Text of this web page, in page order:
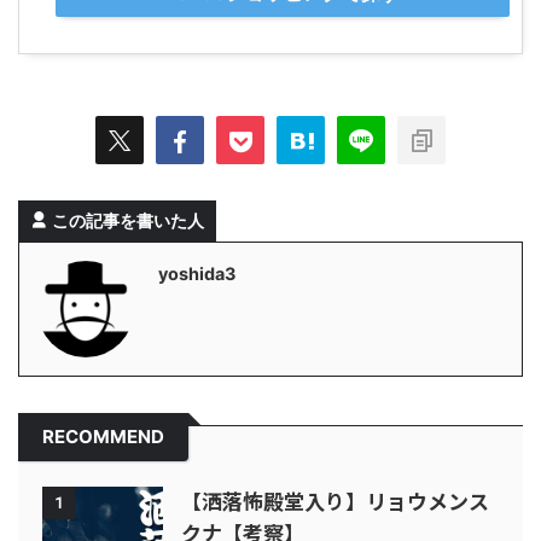
この記事を書いた人
yoshida3
RECOMMEND
1
【洒落怖殿堂入り】リョウメンス
クナ【考察】